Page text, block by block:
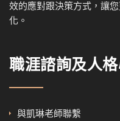
效的應對跟決策方式，讓
化。
職涯諮詢及人
與凱琳老師聯繫